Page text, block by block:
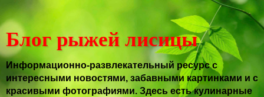
Блог рыжей лисицы
Информационно-развлекательный ресурс с
интересными новостями, забавными картинками и с
красивыми фотографиями. Здесь есть кулинарные